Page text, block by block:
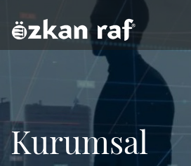
Kurumsal